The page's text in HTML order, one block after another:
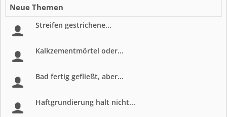
Neue Themen
Streifen gestrichene...
Kalkzementmörtel oder...
Bad fertig gefließt, aber...
Haftgrundierung halt nicht...